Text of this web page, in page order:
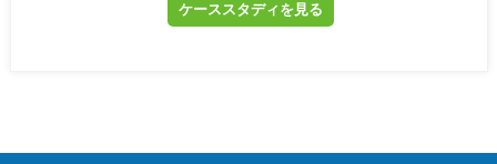
ケーススタディを見る